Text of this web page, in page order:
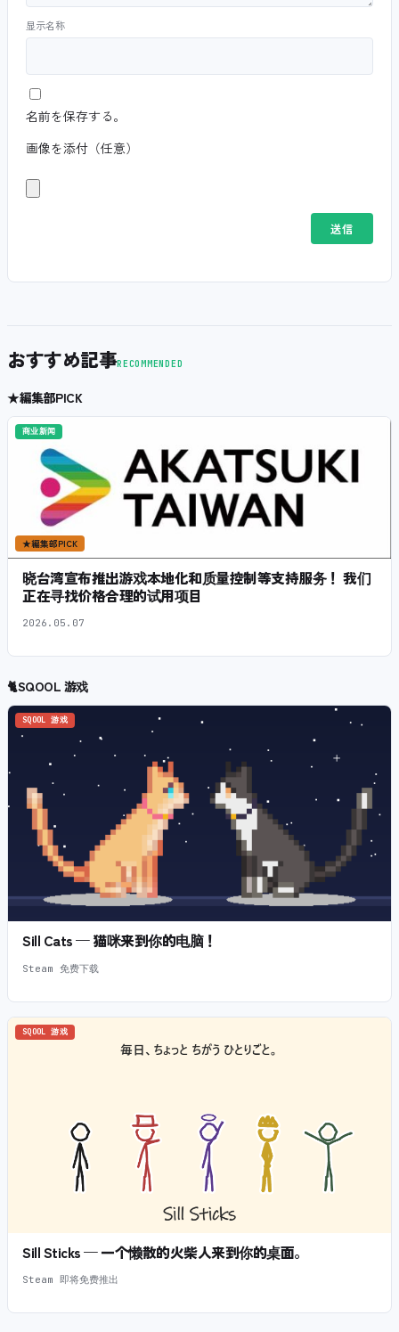
显示名称
名前を保存する。
画像を添付（任意）
おすすめ記事RECOMMENDED
★編集部PICK
商业新闻
★編集部PICK
晓台湾宣布推出游戏本地化和质量控制等支持服务！ 我们
正在寻找价格合理的试用项目
2026.05.07
🐈SQOOL 游戏
SQOOL 游戏
Sill Cats — 猫咪来到你的电脑！
Steam 免费下载
SQOOL 游戏
Sill Sticks — 一个懒散的火柴人来到你的桌面。
Steam 即将免费推出